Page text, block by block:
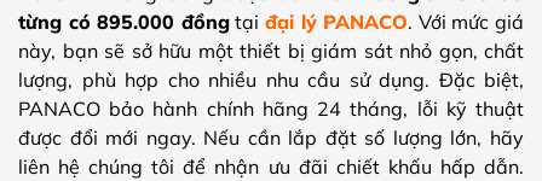
từng có 895.000 đồngtạiđại lý PANACO. Với mức giá
này, bạn sẽ sở hữu một thiết bị giám sát nhỏ gọn, chất
lượng, phù hợp cho nhiều nhu cầu sử dụng. Đặc biệt,
PANACO bảo hành chính hãng 24 tháng, lỗi kỹ thuật
được đổi mới ngay. Nếu cần lắp đặt số lượng lớn, hãy
liên hệ chúng tôi để nhận ưu đãi chiết khấu hấp dẫn.